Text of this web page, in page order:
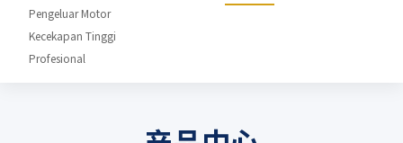
Pengeluar Motor
Kecekapan Tinggi
Profesional